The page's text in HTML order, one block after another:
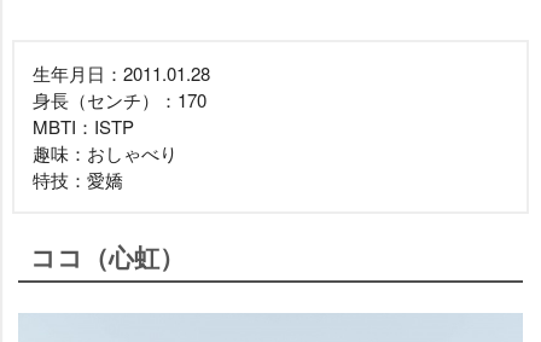
生年月日：2011.01.28
身長（センチ）：170
MBTI：ISTP
趣味：おしゃべり
特技：愛嬌
ココ（心虹）